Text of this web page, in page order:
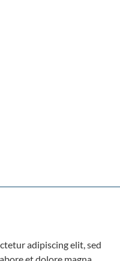
adipiscing elit, sed